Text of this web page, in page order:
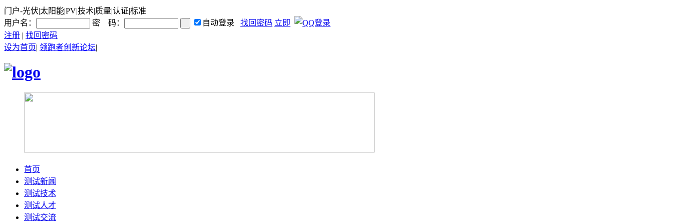
门户-光伏|太阳能|PV|技术|质量|认证|标准
用户名：
密 码： 自动登录 找回密码 立即
注册 | 找回密码
设为首页| 领跑者创新论坛|
首页
测试新闻
测试技术
测试人才
测试交流